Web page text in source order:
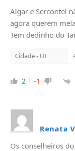
Algar e Sercontel
agora querem
Tem dedinho do
Cidade - UF
2 -1
Renata
Os conselheiros